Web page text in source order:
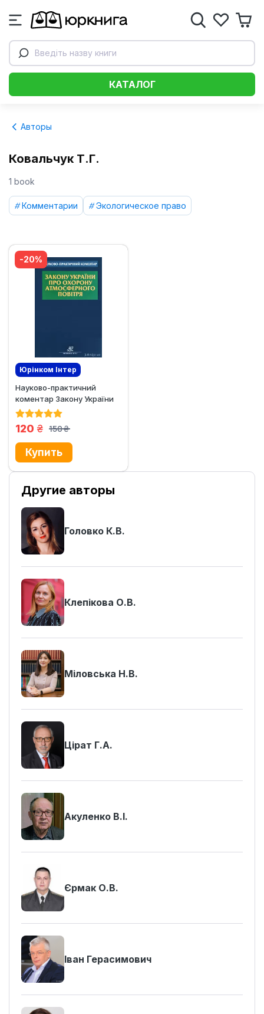
Введіть назву книги
КАТАЛОГ
Авторы
Ковальчук Т.Г.
1 book
Комментарии Экологическое право
Юрінком Iнтер
Науково-практичний
коментар Закону України
"Про охорону...
-20%
150
грн.
120 грн.
Другие авторы
Головко К.В.
Клепікова О.В.
Міловська Н.В.
Цірат Г.А.
Акуленко В.І.
Єрмак О.В.
Іван Герасимович